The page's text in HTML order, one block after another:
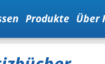
Produkte Über